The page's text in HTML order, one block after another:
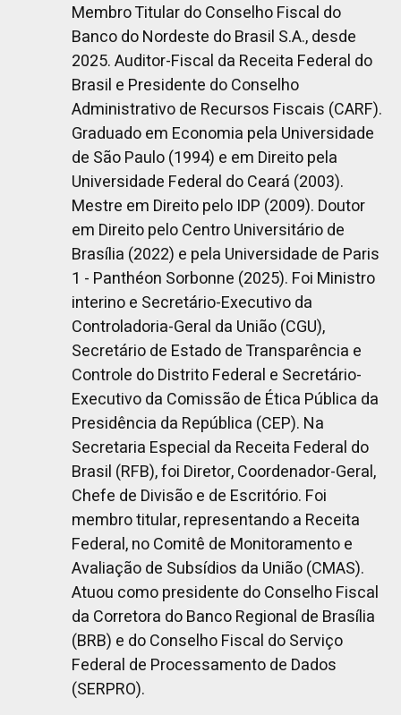
Membro Titular do Conselho Fiscal do
Banco do Nordeste do Brasil S.A., desde
2025. Auditor-Fiscal da Receita Federal do
Brasil e Presidente do Conselho
Administrativo de Recursos Fiscais (CARF).
Graduado em Economia pela Universidade
de São Paulo (1994) e em Direito pela
Universidade Federal do Ceará (2003).
Mestre em Direito pelo IDP (2009). Doutor
em Direito pelo Centro Universitário de
Brasília (2022) e pela Universidade de Paris
1 - Panthéon Sorbonne (2025). Foi Ministro
interino e Secretário-Executivo da
Controladoria-Geral da União (CGU),
Secretário de Estado de Transparência e
Controle do Distrito Federal e Secretário-
Executivo da Comissão de Ética Pública da
Presidência da República (CEP). Na
Secretaria Especial da Receita Federal do
Brasil (RFB), foi Diretor, Coordenador-Geral,
Chefe de Divisão e de Escritório. Foi
membro titular, representando a Receita
Federal, no Comitê de Monitoramento e
Avaliação de Subsídios da União (CMAS).
Atuou como presidente do Conselho Fiscal
da Corretora do Banco Regional de Brasília
(BRB) e do Conselho Fiscal do Serviço
Federal de Processamento de Dados
(SERPRO).